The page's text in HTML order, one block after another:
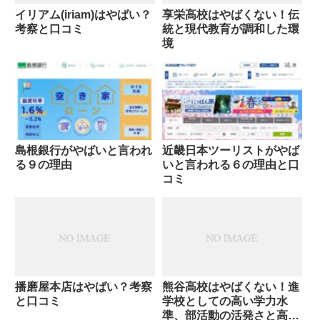
イリアム(iriam)はやばい？
考察と口コミ
享栄高校はやばくない！伝
統と現代教育が調和した環
境
島根銀行がやばいと言われ
る９の理由
近畿日本ツーリストがやば
いと言われる６の理由と口
コミ
播磨屋本店はやばい？考察
と口コミ
熊谷高校はやばくない！進
学校としての高い学力水
準、部活動の活発さと高い